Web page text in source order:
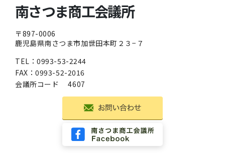
南さつま商工会議所
〒897-0006
鹿児島県南さつま市加世田本町２３−７
TEL：0993-53-2244
FAX：0993-52-2016
会議所コード
4607